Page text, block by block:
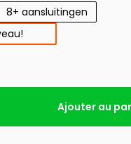
8+ aansluitingen
Ajouter au